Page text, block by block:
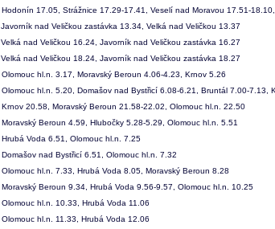
Hodonín 17.05, Strážnice 17.29-17.41, Veselí nad Moravou 17.51-
Javorník nad Veličkou zastávka 13.34, Velká nad Veličkou 13.37
Velká nad Veličkou 16.24, Javorník nad Veličkou zastávka 16.27
Velká nad Veličkou 18.24, Javorník nad Veličkou zastávka 18.27
Olomouc hl.n. 3.17, Moravský Beroun 4.06-4.23, Krnov 5.26
Olomouc hl.n. 5.20, Domašov nad Bystřicí 6.08-6.21, Bruntál 7.00-7.13,
Krnov 20.58, Moravský Beroun 21.58-22.02, Olomouc hl.n. 22.50
Moravský Beroun 4.59, Hlubočky 5.28-5.29, Olomouc hl.n. 5.51
Hrubá Voda 6.51, Olomouc hl.n. 7.25
Domašov nad Bystřicí 6.51, Olomouc hl.n. 7.32
Olomouc hl.n. 7.33, Hrubá Voda 8.05, Moravský Beroun 8.28
Moravský Beroun 9.34, Hrubá Voda 9.56-9.57, Olomouc hl.n. 10.25
Olomouc hl.n. 10.33, Hrubá Voda 11.06
Olomouc hl.n. 11.33, Hrubá Voda 12.06